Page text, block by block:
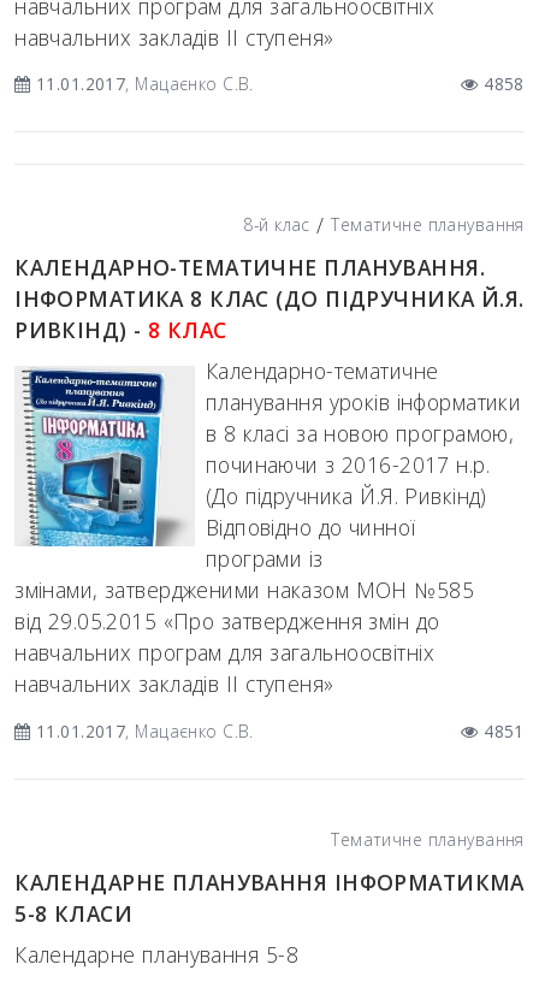
навчальних закладів ІІ ступеня»
11.01.2017, Мацаєнко С.В. 4858
8-й клас / Тематичне планування
КАЛЕНДАРНО-ТЕМАТИЧНЕ ПЛАНУВАННЯ.
ІНФОРМАТИКА 8 КЛАС (ДО ПІДРУЧНИКА Й.Я.
РИВКІНД) - 8 КЛАС
Календарно-тематичне
планування уроків інформатики
в 8 класі за новою програмою,
починаючи з 2016-2017 н.р.
(До підручника Й.Я. Ривкінд)
Відповідно до чинної
програми із
змінами, затвердженими наказом МОН №585
від 29.05.2015 «Про затвердження змін до
навчальних програм для загальноосвітніх
навчальних закладів ІІ ступеня»
11.01.2017, Мацаєнко С.В. 4851
Тематичне планування
КАЛЕНДАРНЕ ПЛАНУВАННЯ ІНФОРМАТИКМА
5-8 КЛАСИ
Календарне планування 5-8